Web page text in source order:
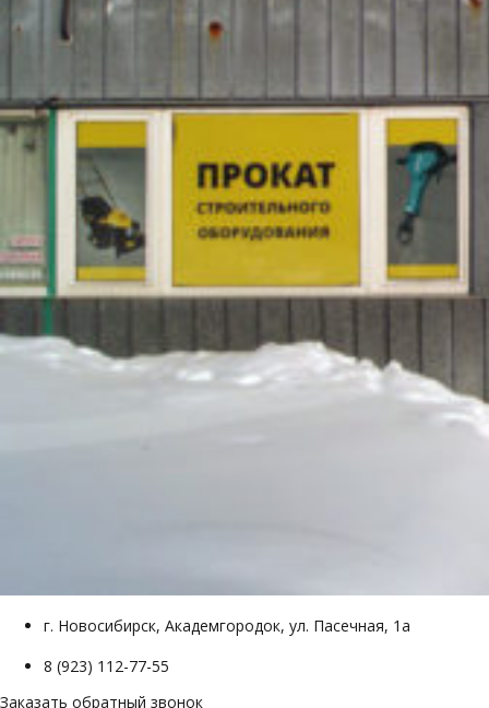
г. Новосибирск, Академгородок, ул. Пасечная, 1а
8 (923) 112-77-55
Заказать обратный звонок